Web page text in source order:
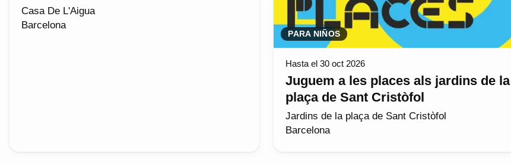
Casa De L'Aigua
Barcelona
PARA NIÑOS
Hasta el 30 oct 2026
Juguem a les places als jardins de la
plaça de Sant Cristòfol
Jardins de la plaça de Sant Cristòfol
Barcelona